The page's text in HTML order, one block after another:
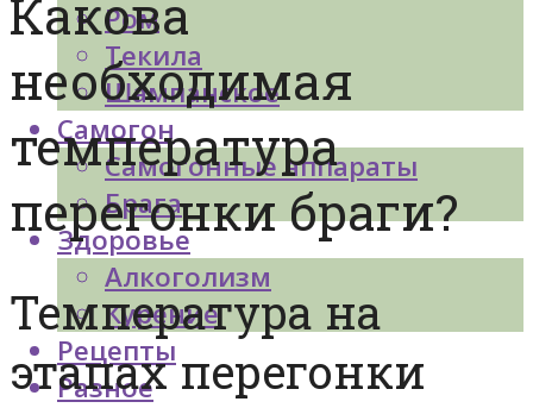
Ром
Текила
Шампанское
Самогон
Самогонные аппараты
Брага
Здоровье
Алкоголизм
Курение
Рецепты
Разное
Какова
необходимая
температура
перегонки браги?
Температура на
этапах перегонки